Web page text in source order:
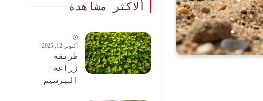
ألاكثر مشاهدة
أكتوبر 12, 2025
طريقة
زراعة
البرسيم